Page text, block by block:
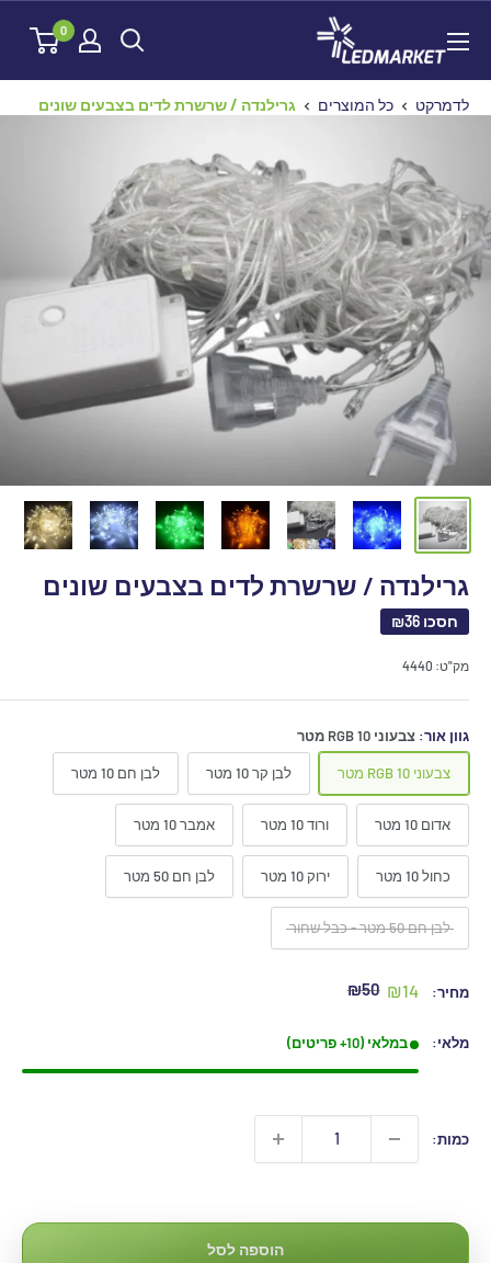
לתוכן
0
לדמרקט כל המוצרים גרילנדה / שרשרת לדים בצבעים שונים
גרילנדה / שרשרת לדים בצבעים שונים
חסכו ₪36
מק"ט: 4440
גוון אור: צבעוני RGB 10 מטר
צבעוני RGB 10 מטר לבן קר 10 מטר לבן חם 10 מטר
אדום 10 מטר ורוד 10 מטר אמבר 10 מטר
כחול 10 מטר ירוק 10 מטר לבן חם 50 מטר
לבן חם 50 מטר - כבל שחור
מחיר:
מחיר
₪14 מחיר
₪50
מלאי: במלאי (10+ פריטים)
כמות:
הוספה לסל